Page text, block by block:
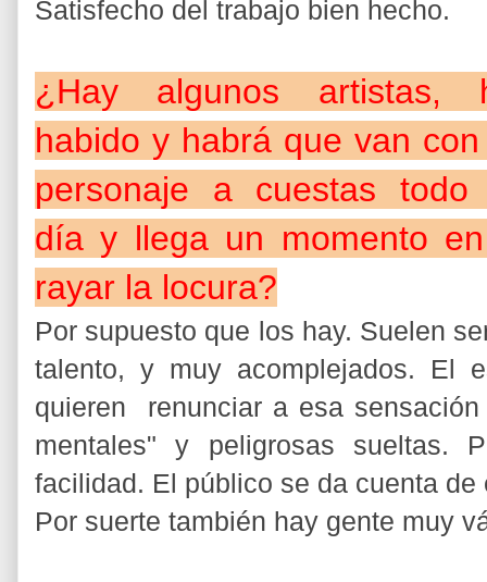
Satisfecho del trabajo bien hecho.
¿Hay algunos artistas,
habido y habrá que van
personaje a cuestas todo
día y llega un momento
rayar la locura?
Por supuesto que los hay. Suelen
talento, y muy acomplejados. El
quieren renunciar a esa
mentales" y peligrosas sueltas.
facilidad. El público se da cuenta
Por suerte también hay gente muy